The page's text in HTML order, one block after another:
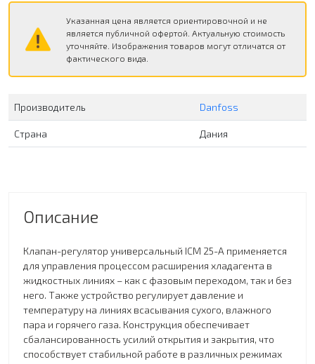
Указанная цена является ориентировочной и не
является публичной офертой. Актуальную стоимость
уточняйте. Изображения товаров могут отличатся от
фактического вида.
Производитель Danfoss
Страна Дания
Описание
Клапан-регулятор универсальный ICM 25-A применяется
для управления процессом расширения хладагента в
жидкостных линиях – как с фазовым переходом, так и без
него. Также устройство регулирует давление и
температуру на линиях всасывания сухого, влажного
пара и горячего газа. Конструкция обеспечивает
сбалансированность усилий открытия и закрытия, что
способствует стабильной работе в различных режимах